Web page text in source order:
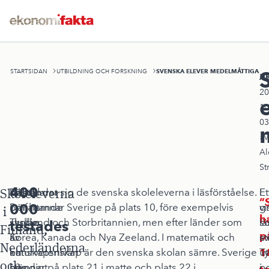
STARTSIDAN UTBILDNING OCH FORSKNING SVENSKA ELEVER MEDELMÅTTIGA
03
av
Skoleleverna
i
Finland,
Nederländerna
och
Tillståndet
i
skolan
är
en
400
000
testades
En
omfattande
studie
av
kunskapsnivån
Bäst klarar sig de svenska skoleleverna i läsförståelse.
Där hamnar Sverige på plats 10, före exempelvis
Tyskland och Storbritannien, men efter länder som
Korea, Kanada och Nya Zeeland. I matematik och
naturvetenskap är den svenska skolan sämre. Sverige ut
I